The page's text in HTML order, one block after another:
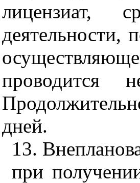
лицензиат,
деятельности,
дней.
13.
при